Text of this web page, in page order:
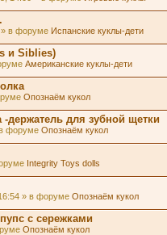
» в форуме Испанские куклы-дети
и Siblies)
Американские куклы-дети
Опознаём кукол
-держатель для зубной щетки
форуме Опознаём кукол
Integrity Toys dolls
» в форуме Опознаём кукол
с сережками
Опознаём кукол